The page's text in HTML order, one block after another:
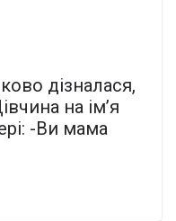
дізналася,
на ім’я
-Ви мама